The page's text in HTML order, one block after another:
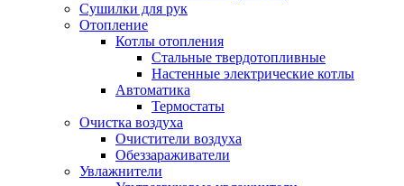
Сушилки для рук
Отопление
Котлы отопления
Стальные твердотопливные
Настенные электрические котлы
Автоматика
Термостаты
Очистка воздуха
Очистители воздуха
Обеззараживатели
Увлажнители